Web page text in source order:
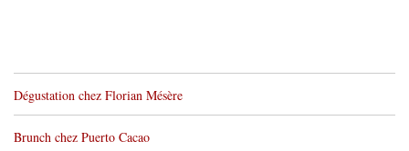
Dégustation chez Florian Mésère
Brunch chez Puerto Cacao